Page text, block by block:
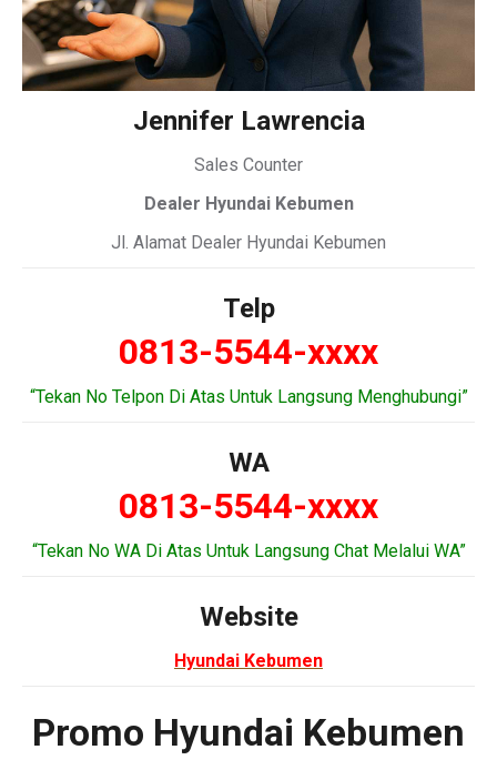
Jennifer Lawrencia
Sales Counter
Dealer Hyundai Kebumen
Jl. Alamat Dealer Hyundai Kebumen
Telp
0813-5544-xxxx
“Tekan No Telpon Di Atas Untuk Langsung Menghubungi”
WA
0813-5544-xxxx
“Tekan No WA Di Atas Untuk Langsung Chat Melalui WA”
Website
Hyundai Kebumen
Promo Hyundai Kebumen